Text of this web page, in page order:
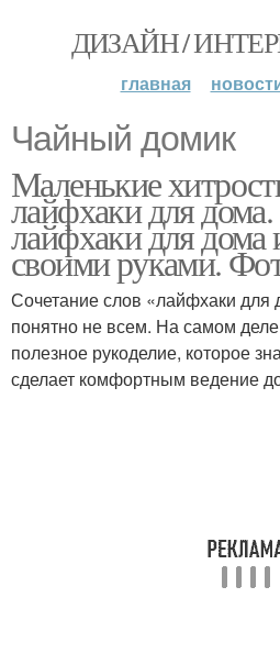
ДИЗАЙН /
главная
Чайный домик
Маленькие
лайфхаки для
лайфхаки для дома
своими руками.
Сочетание слов «лайфхаки для
понятно не всем. На самом деле
полезное рукоделие, которое
сделает комфортным ведение